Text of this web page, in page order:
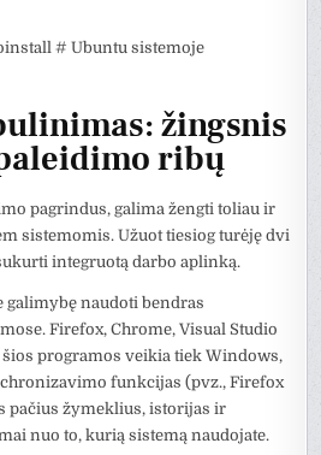
# Ubuntu sistemoje
žingsnis
ribų
pagrindus, galima žengti toliau ir
sistemomis. Užuot tiesiog turėję dvi
integruotą darbo aplinką.
naudoti bendras
Firefox, Chrome, Visual Studio
šios programos veikia tiek Windows,
funkcijas (pvz., Firefox
pačius žymeklius, istorijas ir
nuo to, kurią sistemą naudojate.